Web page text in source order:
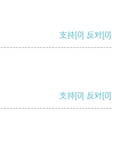
支持[0] 反对[0]
支持[0] 反对[0]